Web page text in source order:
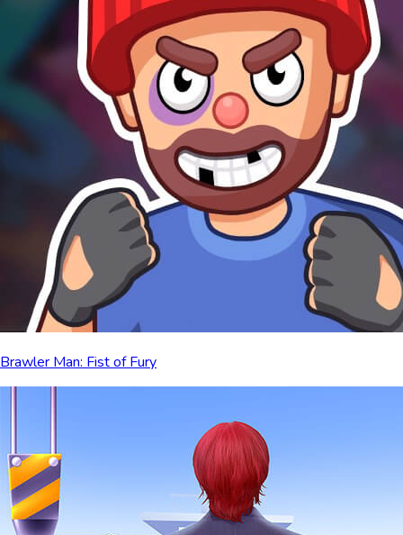
Brawler Man: Fist of Fury